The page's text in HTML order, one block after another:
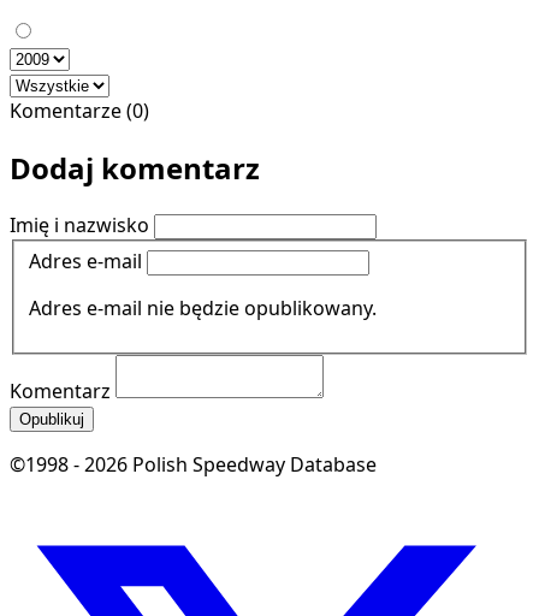
Komentarze (0)
Dodaj komentarz
Imię i nazwisko
Adres e-mail
Adres e-mail nie będzie opublikowany.
Komentarz
Opublikuj
©1998 - 2026 Polish Speedway Database